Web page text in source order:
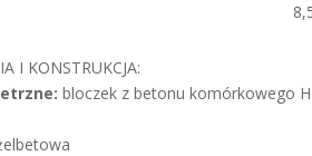
I KONSTRUKCJA:
bloczek z betonu komórkowego